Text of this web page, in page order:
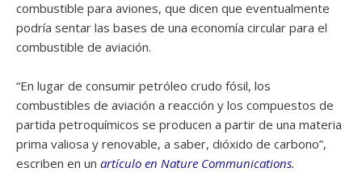
combustible para aviones, que dicen que eventualmente
podría sentar las bases de una economía circular para el
combustible de aviación.
“En lugar de consumir petróleo crudo fósil, los
combustibles de aviación a reacción y los compuestos de
partida petroquímicos se producen a partir de una materia
prima valiosa y renovable, a saber, dióxido de carbono”,
escriben en un artículo en Nature Communications.